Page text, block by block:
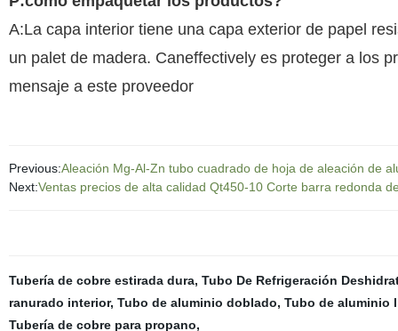
A:La capa interior tiene una capa exterior de papel
un palet de madera. Caneffectively es proteger a los
mensaje a este proveedor
Previous:Aleación Mg-Al-Zn tubo cuadrado de hoja de aleación de
Next:Ventas precios de alta calidad Qt450-10 Corte barra redonda
Tubería de cobre estirada dura, Tubo De Refrigeración
ranurado interior, Tubo de aluminio doblado, Tubo de aluminio
Tubería de cobre para propano,